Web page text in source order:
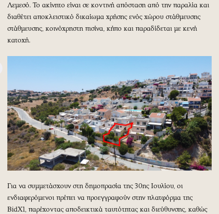
Λεμεσό. Το ακίνητο είναι σε κοντινή απόσταση από την παραλία και
διαθέτει αποκλειστικό δικαίωμα χρήσης ενός χώρου στάθμευσης
στάθμευσης, κοινόχρηστη πισίνα, κήπο και παραδίδεται με κενή
κατοχή.
Για να συμμετάσχουν στη δημοπρασία της 30ης Ιουλίου, οι
ενδιαφερόμενοι πρέπει να προεγγραφούν στην πλατφόρμα της
BidX1, παρέχοντας αποδεικτικά ταυτότητας και διεύθυνσης, καθώς